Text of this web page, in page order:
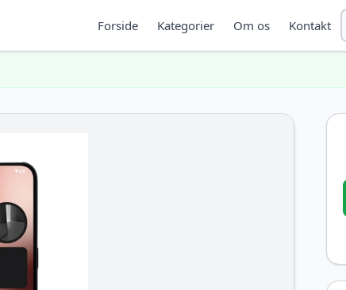
Forside Kategorier Om os Kontakt